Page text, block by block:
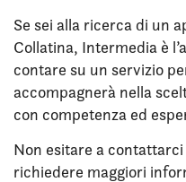
Se sei alla ricerca di un
Collatina, Intermedia è
contare su un servizio
accompagnerà nella
con competenza ed
Non esitare a
richiedere maggiori